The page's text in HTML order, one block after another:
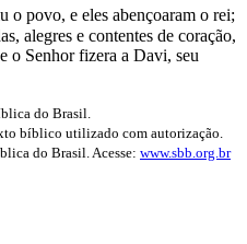
o povo, e eles abençoaram o rei;
alegres e contentes de coração,
o Senhor fizera a Davi, seu
do Brasil.
bíblico utilizado com autorização.
do Brasil. Acesse: www.sbb.org.br